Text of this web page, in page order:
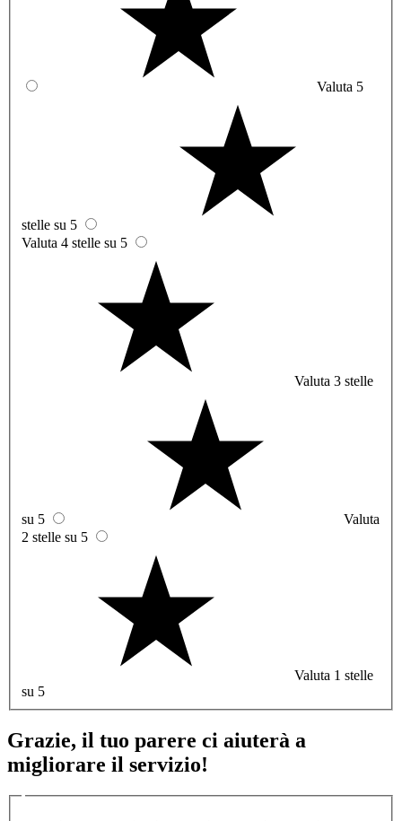
Valuta 5
stelle su 5
Valuta 4 stelle su 5
Valuta 3 stelle
su 5
Valuta
2 stelle su 5
Valuta 1 stelle
su 5
Grazie, il tuo parere ci aiuterà a
migliorare il servizio!